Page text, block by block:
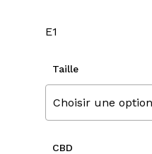
E1
Taille
Choisir une option
CBD